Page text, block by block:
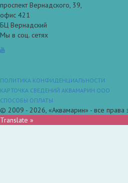
проспект Вернадского, 39,
офис 421
БЦ Вернадский
Мы в соц. сетях
ПОЛИТИКА КОНФИДЕНЦИАЛЬНОСТИ
КАРТОЧКА СВЕДЕНИЙ АКВАМАРИН ООО
СПОСОБЫ ОПЛАТЫ
© 2009 - 2026, «Аквамарин» - все права
Translate »